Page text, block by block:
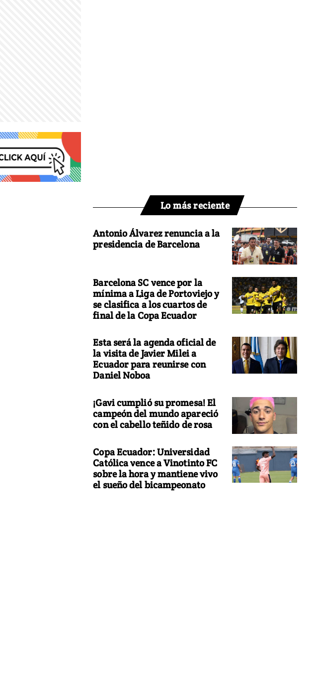
Lo más reciente
Antonio Álvarez renuncia a la
presidencia de Barcelona
Barcelona SC vence por la
mínima a Liga de Portoviejo y
se clasifica a los cuartos de
final de la Copa Ecuador
Esta será la agenda oficial de
la visita de Javier Milei a
Ecuador para reunirse con
Daniel Noboa
¡Gavi cumplió su promesa! El
campeón del mundo apareció
con el cabello teñido de rosa
Copa Ecuador: Universidad
Católica vence a Vinotinto FC
sobre la hora y mantiene vivo
el sueño del bicampeonato